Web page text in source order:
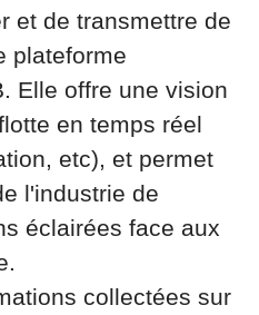
et de transmettre de
plateforme
Elle offre une vision
en temps réel
etc), et permet
l'industrie de
éclairées face aux
collectées sur